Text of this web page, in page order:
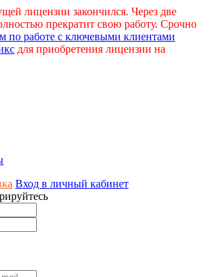
лицензии закончился. Через две
прекратит свою работу. Срочно
по работе с ключевыми клиентами
для приобретения лицензии на
Вход в личный кабинет